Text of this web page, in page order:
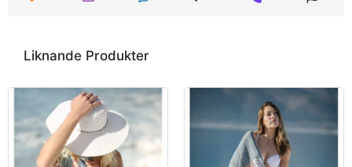
Liknande Produkter